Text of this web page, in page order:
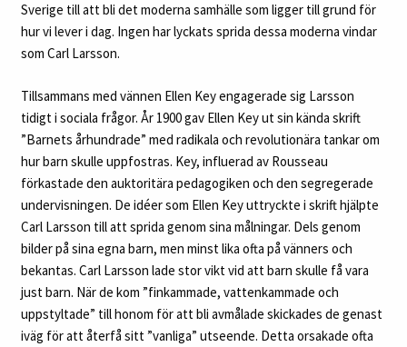
Sverige till att bli det moderna samhälle som ligger till grund för
hur vi lever i dag. Ingen har lyckats sprida dessa moderna vindar
som Carl Larsson.
Tillsammans med vännen Ellen Key engagerade sig Larsson
tidigt i sociala frågor. År 1900 gav Ellen Key ut sin kända skrift
”Barnets århundrade” med radikala och revolutionära tankar om
hur barn skulle uppfostras. Key, influerad av Rousseau
förkastade den auktoritära pedagogiken och den segregerade
undervisningen. De idéer som Ellen Key uttryckte i skrift hjälpte
Carl Larsson till att sprida genom sina målningar. Dels genom
bilder på sina egna barn, men minst lika ofta på vänners och
bekantas. Carl Larsson lade stor vikt vid att barn skulle få vara
just barn. När de kom ”finkammade, vattenkammade och
uppstyltade” till honom för att bli avmålade skickades de genast
iväg för att återfå sitt ”vanliga” utseende. Detta orsakade ofta